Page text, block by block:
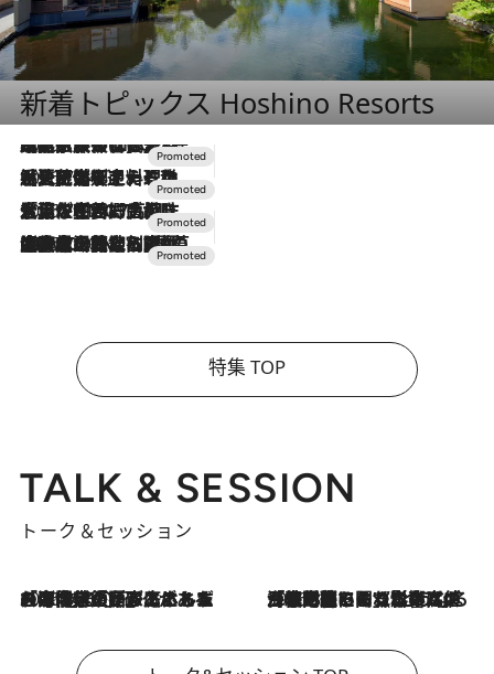
新着トピックス Hoshino Resorts
2026.7.31
【ホテル帰省】という選択肢をOMOが提案。家族とほどよい距離を保つには「昼は実家、夜は気兼ねなくホテルで！」
2026.7.24
【夏限定ディナーコース】旬を迎える稚鮎や花ズッキーニなどをイタリア・トスカーナの郷土料理の手法で満喫！
2026.7.17
「土佐和ハーブかき氷」がOMO7高知に登場！生姜、山椒、大葉など目にも舌にも涼を呼ぶ郷土の味
2026.7.10
NEW OPEN！【界 草津】名湯の地に誕生。趣の異なる2種の温泉と上州ならではの会席・蕎麦割烹など美食を味わう究極の癒やし旅
特集 TOP
TALK & SESSION
トーク＆セッション
2026.8.3
「今後値上げがあるとすれば…」「リスクがあるのは今年の冬」エネルギー専門家が語る、ホルムズ海峡封鎖が家庭にもたらす“ある心配” 2026.8.3
「住宅建てられない…」「サーチャージ料の高値が続いている」ホルムズ海峡封鎖による影響はいつまで続く？《エネルギー専門家に聞く“どうなる日本の暮らし”》